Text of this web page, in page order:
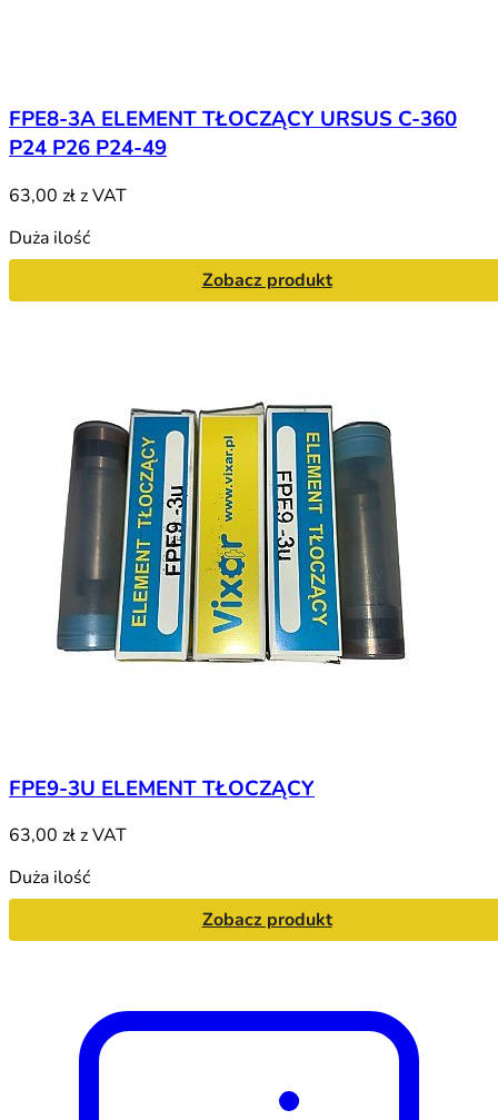
FPE8-3A ELEMENT TŁOCZĄCY URSUS C-360
P24 P26 P24-49
63,00 złz VAT
Duża ilość
Zobacz produkt
FPE9-3U ELEMENT TŁOCZĄCY
63,00 złz VAT
Duża ilość
Zobacz produkt